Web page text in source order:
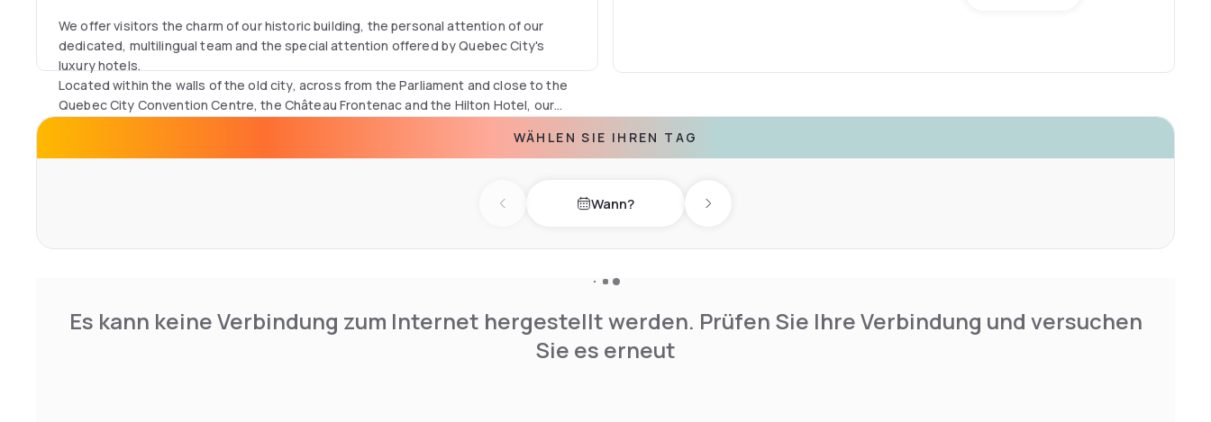
We offer visitors the charm of our historic building, the personal attention of our
dedicated, multilingual team and the special attention offered by Quebec City's
luxury hotels.
Located within the walls of the old city, across from the Parliament and close to the
Quebec City Convention Centre, the Château Frontenac and the Hilton Hotel, our
As soon as you step through the hotel doors, you'll be immersed in a setting and
architecture that will take you back to another era.
WÄHLEN SIE IHREN TAG
Previous day Wann? Next day
Es kann keine Verbindung zum Internet hergestellt werden. Prüfen Sie Ihre Verbindung und versuchen
Sie es erneut